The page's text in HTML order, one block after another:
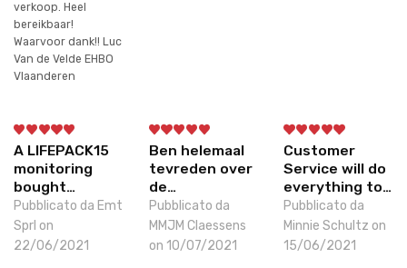
verkoop. Heel
bereikbaar!
Waarvoor dank!! Luc
Van de Velde EHBO
Vlaanderen
A LIFEPACK15
monitoring
bought…
Pubblicato da Emt
Sprl on
22/06/2021
Ben helemaal
tevreden over
de…
Pubblicato da
MMJM Claessens
on 10/07/2021
Customer
Service will do
everything to…
Pubblicato da
Minnie Schultz on
15/06/2021